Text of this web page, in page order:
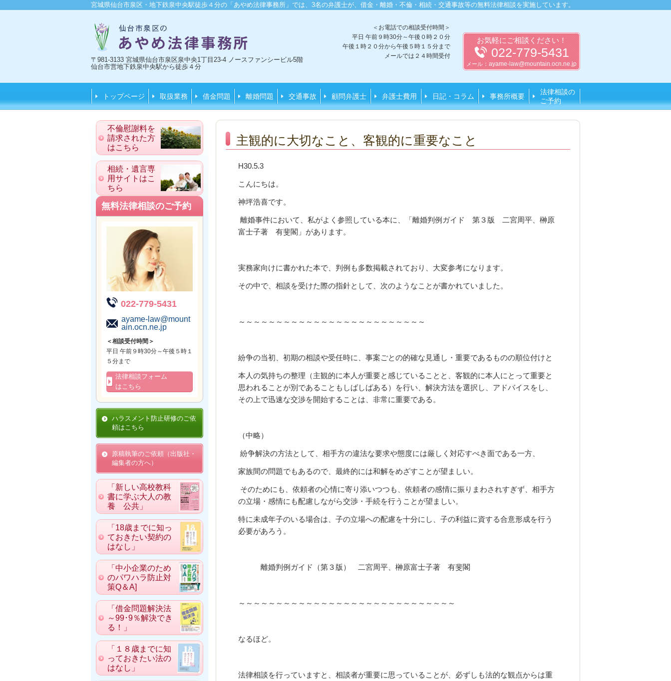
宮城県仙台市泉区・地下鉄泉中央駅徒歩４分の「あやめ法律事務所」では、3名の弁護士が、借金・離婚・不倫・相続・交通事故等の無料法律相談を実施しています。
〒981-3133 宮城県仙台市泉区泉中央1丁目23-4 ノースファンシービル5階
仙台市営地下鉄泉中央駅から徒歩４分
＜お電話での相談受付時間＞
平日 午前９時30分～午後０時２０分
午後１時２０分から午後５時１５分まで
メールでは２４時間受付
お気軽にご相談ください！
022-779-5431
メール：ayame-law@mountain.ocn.ne.jp
トップページ 取扱業務 借金問題 離婚問題 交通事故 顧問弁護士 弁護士費用 日記・コラム 事務所概要
法律相談の
ご予約
主観的に大切なこと、客観的に重要なこと
H30.5.3
こんにちは。
神坪浩喜です。
離婚事件において、私がよく参照している本に、「離婚判例ガイド 第３版 二宮周平、榊原
富士子著 有斐閣」があります。
実務家向けに書かれた本で、判例も多数掲載されており、大変参考になります。
その中で、相談を受けた際の指針として、次のようなことが書かれていました。
～～～～～～～～～～～～～～～～～～～～～～～～～
紛争の当初、初期の相談や受任時に、事案ごとの的確な見通し・重要であるものの順位付けと
本人の気持ちの整理（主観的に本人が重要と感じていることと、客観的に本人にとって重要と
思われることが別であることもしばしばある）を行い、解決方法を選択し、アドバイスをし、
その上で迅速な交渉を開始することは、非常に重要である。
（中略）
紛争解決の方法として、相手方の違法な要求や態度には厳しく対応すべき面である一方、
家族間の問題でもあるので、最終的には和解をめざすことが望ましい。
そのためにも、依頼者の心情に寄り添いつつも、依頼者の感情に振りまわされすぎず、相手方
の立場・感情にも配慮しながら交渉・手続を行うことが望ましい。
特に未成年子のいる場合は、子の立場への配慮を十分にし、子の利益に資する合意形成を行う
必要があろう。
離婚判例ガイド（第３版） 二宮周平、榊原富士子著 有斐閣
～～～～～～～～～～～～～～～～～～～～～～～～～～～～～
なるほど。
法律相談を行っていますと、相談者が重要に思っていることが、必ずしも法的な観点からは重
不倫慰謝料を
請求された方
はこちら
相続・遺言専
用サイトはこ
ちら
無料法律相談のご予約
022-779-5431
ayame-law@mount
ain.ocn.ne.jp
＜相談受付時間＞
平日 午前９時30分～午後５時１
５分まで
法律相談フォーム
はこちら
ハラスメント防止研修のご依
頼はこちら
原稿執筆のご依頼（出版社・
編集者の方へ）
「新しい高校教科
書に学ぶ大人の教
養 公共」
「18歳までに知っ
ておきたい契約の
はなし」
「中小企業のため
のパワハラ防止対
策Q＆A]
「借金問題解決法
～99･9％解決でき
る！」
「１８歳までに知
っておきたい法の
はなし」